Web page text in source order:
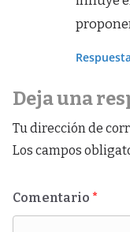
Respuesta
Deja una
Tu dirección de
Los campos
Comentario *